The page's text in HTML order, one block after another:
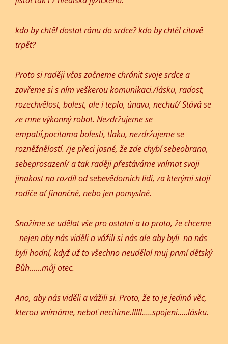
kdo by chtěl dostat ránu do srdce? kdo by chtěl citově
trpět?
Proto si raději včas začneme chránit svoje srdce a
zavřeme si s ním veškerou komunikaci./lásku, radost,
rozechvělost, bolest, ale i teplo, únavu, nechuť/ Stává se
ze mne výkonný robot. Nezdržujeme se
empatií,pocitama bolesti, tlaku, nezdržujeme se
rozněžnělostí. /je přeci jasné, že zde chybí sebeobrana,
sebeprosazení/ a tak raději přestáváme vnímat svoji
jinakost na rozdíl od sebevědomích lidí, za kterými stojí
rodiče ať finančně, nebo jen pomyslně.
Snažíme se udělat vše pro ostatní a to proto, že chceme
nejen aby násviděliavážilisi nás ale aby byli na nás
byli hodní, když už to všechno neudělal muj první dětský
Bůh......můj otec.
Ano, aby nás viděli a vážili si. Proto, že to je jediná věc,
kterou vnímáme, neboťnecitíme.!!!!!.....spojení.....lásku.